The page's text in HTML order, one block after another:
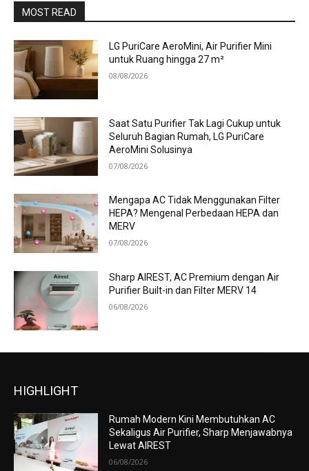
MOST READ
LG PuriCare AeroMini, Air Purifier Mini
untuk Ruang hingga 27 m²
08/08/2026
Saat Satu Purifier Tak Lagi Cukup untuk
Seluruh Bagian Rumah, LG PuriCare
AeroMini Solusinya
07/08/2026
Mengapa AC Tidak Menggunakan Filter
HEPA? Mengenal Perbedaan HEPA dan
MERV
07/08/2026
Sharp AIREST, AC Premium dengan Air
Purifier Built-in dan Filter MERV 14
06/08/2026
HIGHLIGHT
Rumah Modern Kini Membutuhkan AC
Sekaligus Air Purifier, Sharp Menjawabnya
Lewat AIREST
06/08/2026